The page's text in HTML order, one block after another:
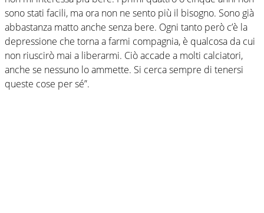
sono stati facili, ma ora non ne sento più il bisogno. Sono già
abbastanza matto anche senza bere. Ogni tanto però c’è la
depressione che torna a farmi compagnia, è qualcosa da cui
non riuscirò mai a liberarmi. Ciò accade a molti calciatori,
anche se nessuno lo ammette. Si cerca sempre di tenersi
queste cose per sé”.